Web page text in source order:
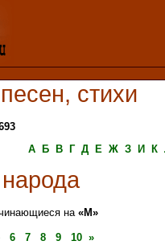
стихи
А
Б В Г Д Е Ж З И К
на «М»
6 7 8 9 10 »